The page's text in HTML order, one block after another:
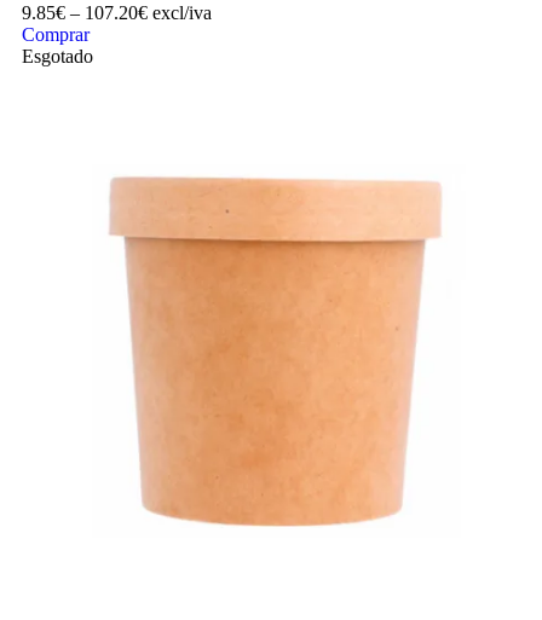
9.85€ – 107.20€ excl/iva
Comprar
Esgotado